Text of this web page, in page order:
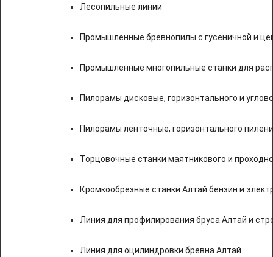
Лесопильные линии
Промышленные бревнопилы с гусеничной и
Промышленные многопильные станки для
Пилорамы дисковые, горизонтального и
Пилорамы ленточные, горизонтального
Торцовочные станки маятникового и
Кромкообрезные станки Алтай бензин и
Линия для профилирования бруса Алтай и
Линия для оцилиндровки бревна Алтай